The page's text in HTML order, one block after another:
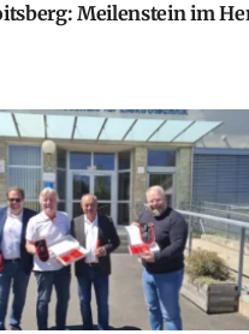
Meilenstein im